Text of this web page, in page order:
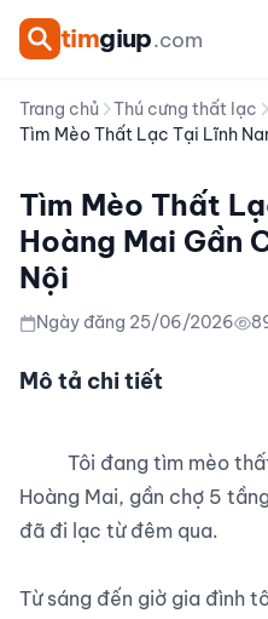
timgiup.com
Trang chủ Thú cưng thất lạc
Tìm Mèo Thất Lạc Tại Lĩnh
Tìm Mèo Thất
Hoàng Mai Gần
Nội
Ngày đăng 25/06/2026
Mô tả chi tiết
Hoàng Mai, gần chợ 5
đã đi lạc từ đêm qua.
Từ sáng đến giờ gia đình